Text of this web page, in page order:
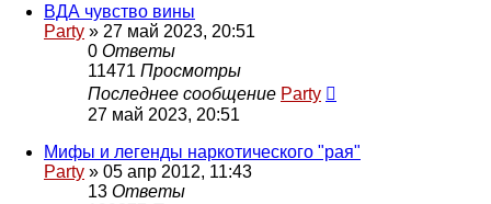
ВДА чувство вины
Party » 27 май 2023, 20:51
0 Ответы
11471 Просмотры
Последнее сообщение Party
27 май 2023, 20:51
Мифы и легенды наркотического "рая"
Party » 05 апр 2012, 11:43
13 Ответы